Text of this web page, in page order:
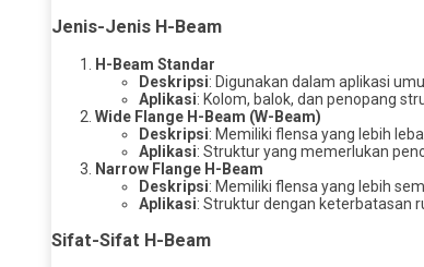
Jenis-Jenis H-Beam
H-Beam Standar
Deskripsi: Digunakan dalam aplikasi
Aplikasi: Kolom, balok, dan penopang
Wide Flange H-Beam (W-Beam)
Deskripsi: Memiliki flensa yang lebih
Aplikasi: Struktur yang memerlukan
Narrow Flange H-Beam
Deskripsi: Memiliki flensa yang lebih
Aplikasi: Struktur dengan keterbatasan
Sifat-Sifat H-Beam